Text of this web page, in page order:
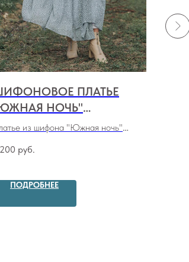
ПЛАТЬЕ
НОЧЬ"
НА ЗЕЛЕНОМ)
из шифона "Южная ночь"
руб.
ПОДРОБНЕЕ